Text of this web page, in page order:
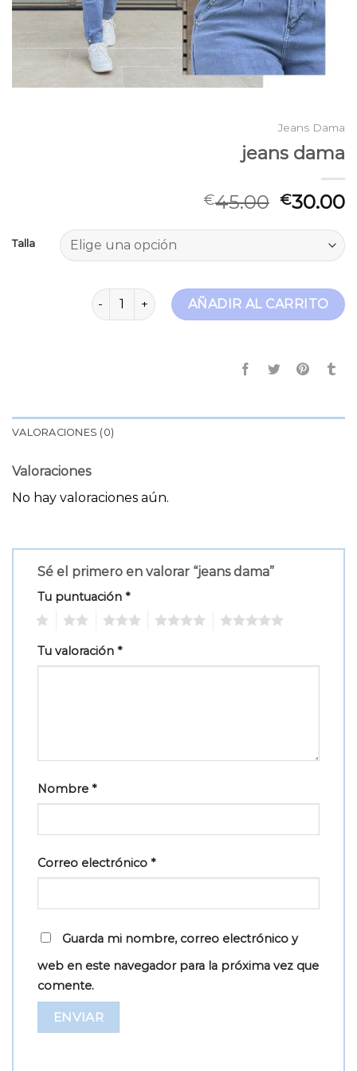
Jeans Dama
jeans dama
€45.00 €30.00
Talla
jeans dama cantidadAÑADIR AL CARRITO
VALORACIONES (0)
Valoraciones
No hay valoraciones aún.
Sé el primero en valorar “jeans dama”
Tu puntuación *
Tu valoración *
Nombre *
Correo electrónico *
Guarda mi nombre, correo electrónico y
web en este navegador para la próxima vez que
comente.